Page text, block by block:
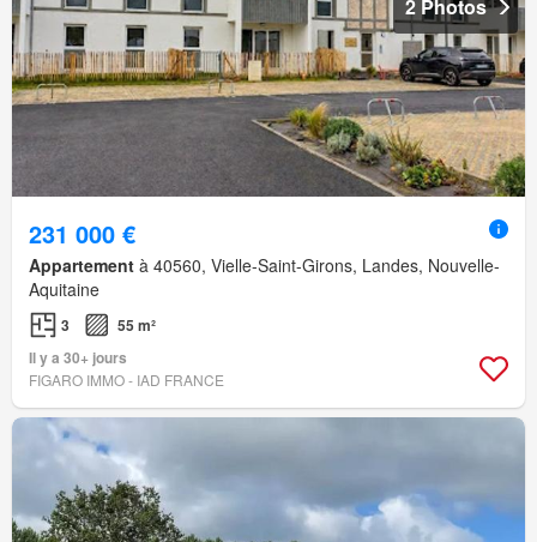
2 Photos
231 000 €
Appartement à 40560, Vielle-Saint-Girons, Landes, Nouvelle-
Aquitaine
3
55 m²
Il y a 30+ jours
FIGARO IMMO - IAD FRANCE